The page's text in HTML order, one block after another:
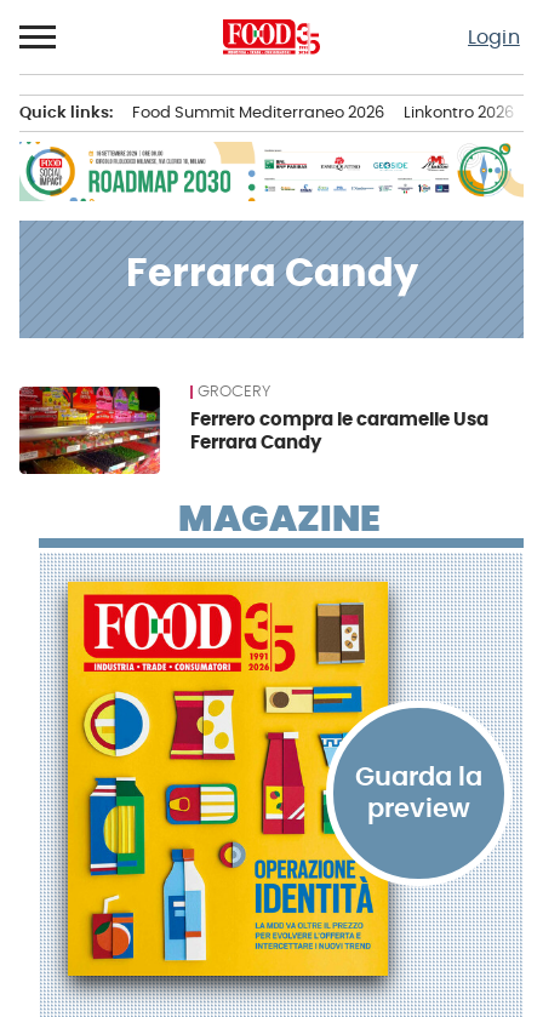
al
contenuto
Login
principale
Quick links: Food Summit Mediterraneo 2026 Linkontro 2026
Ferrara Candy
News GROCERY
Ferrero compra le caramelle Usa
Ferrara Candy
MAGAZINE